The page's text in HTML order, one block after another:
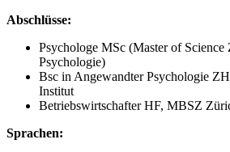
Abschlüsse:
Psychologe MSc (Master of
Psychologie)
Bsc in Angewandter Psychologie
Institut
Betriebswirtschafter HF, MBSZ
Sprachen: